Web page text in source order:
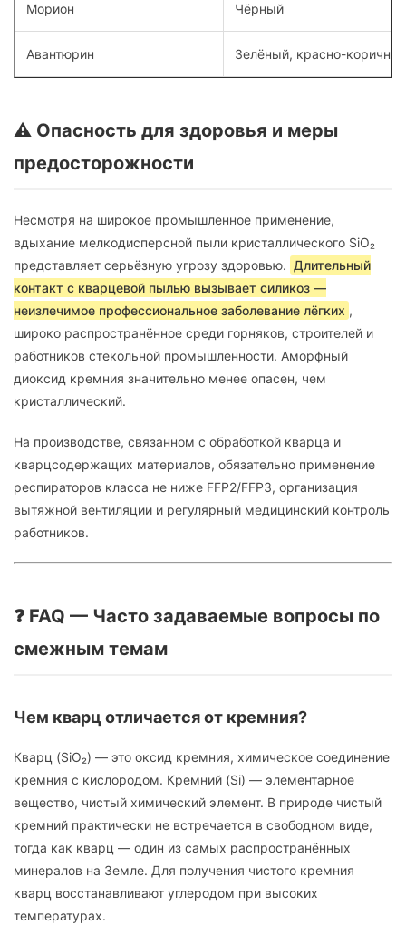
Морион Чёрный
Авантюрин Зелёный, красно-
⚠️ Опасность для здоровья и меры
предосторожности
Несмотря на широкое промышленное применение,
вдыхание мелкодисперсной пыли кристаллического SiO₂
представляет серьёзную угрозу здоровью. Длительный
контакт с кварцевой пылью вызывает силикоз —
неизлечимое профессиональное заболевание лёгких ,
широко распространённое среди горняков, строителей и
работников стекольной промышленности. Аморфный
диоксид кремния значительно менее опасен, чем
кристаллический.
На производстве, связанном с обработкой кварца и
кварцсодержащих материалов, обязательно применение
респираторов класса не ниже FFP2/FFP3, организация
вытяжной вентиляции и регулярный медицинский контроль
работников.
❓ FAQ — Часто задаваемые вопросы по
смежным темам
Чем кварц отличается от кремния?
Кварц (SiO₂) — это оксид кремния, химическое соединение
кремния с кислородом. Кремний (Si) — элементарное
вещество, чистый химический элемент. В природе чистый
кремний практически не встречается в свободном виде,
тогда как кварц — один из самых распространённых
минералов на Земле. Для получения чистого кремния
кварц восстанавливают углеродом при высоких
температурах.